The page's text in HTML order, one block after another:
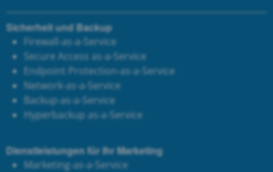
Sicherheit und Backup
Firewall-as-a-Service
Secure Access as-a-Service
Endpoint Protection-as-a-Service
Network-as-a-Service
Backup-as-a-Service
Hyperbackup as-a-Service
Dienstleistungen für Ihr Marketing
Marketing-as-a-Service